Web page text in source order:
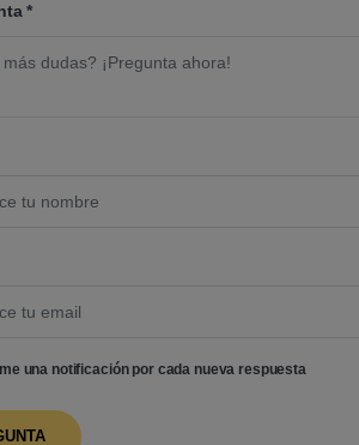
*
una notificación por cada nueva respuesta